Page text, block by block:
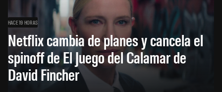
HACE 19 HORAS
Netflix cambia de planes y cancela el
spinoff de El Juego del Calamar de
David Fincher